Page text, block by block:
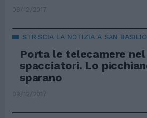
09/12/2017
STRISCIA LA NOTIZIA A SAN BASILIO
Porta le telecamere
spacciatori. Lo
sparano
09/12/2017